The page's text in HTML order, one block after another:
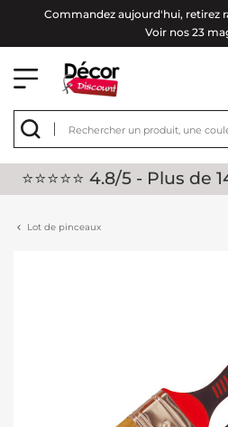
Commandez aujourd'hui, retirez
Voir nos 23
⭐⭐⭐⭐⭐ 4.8/5 - Plus
Lot de pinceaux